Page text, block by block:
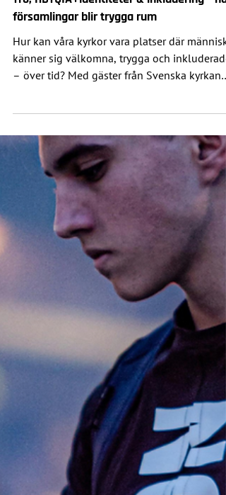
Play
Tro, HBTQIA+identiteter & inkludering – när
församlingar blir trygga rum
Hur kan våra kyrkor vara platser där
– över tid? Med gäster från Svenska kyrkan
erfarenheter kan fördjupas, stärkas och
vidare. Samtalet tar sin utgångspunkt i att
trygga rum inte är något statiskt , utan en
levande och pågående process. En
programpunkt under West Pride för dig som
vill hämta inspiration att fortsätta – eller ta
nästa steg – i arbetet för en mer inkludera